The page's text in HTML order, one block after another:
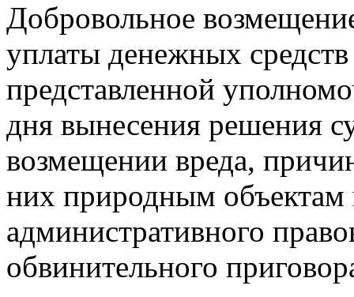
Добровольное
уплаты денежных
представленной
дня вынесения решения
возмещении вреда,
них природным объектам
административного
обвинительного